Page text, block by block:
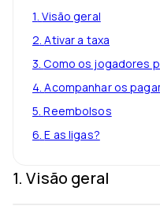
1.Visão geral
2.Ativar a taxa
3.Como os jogadores
4.Acompanhar os
5.Reembolsos
6.E as ligas?
1.Visão geral